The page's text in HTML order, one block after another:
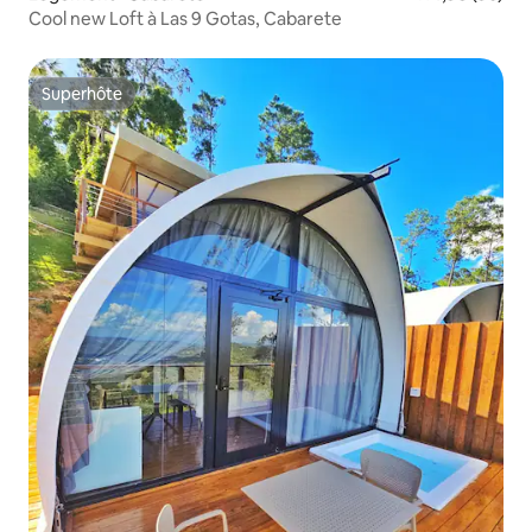
Cool new Loft à Las 9 Gotas, Cabarete
Superhôte
Superhôte